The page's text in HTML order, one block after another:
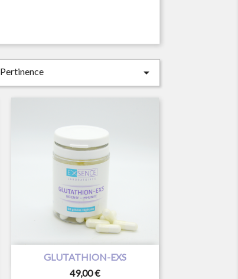
Pertinence 
GLUTATHION-EXS
Prix
49,00 €
Aperçu rapide